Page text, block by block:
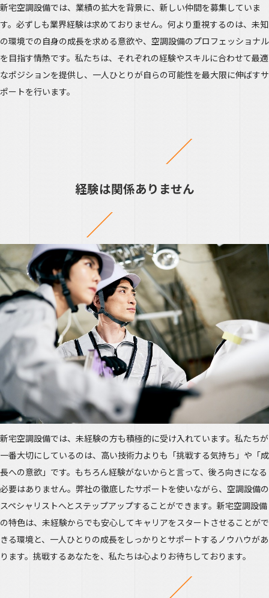
新宅空調設備では、業績の拡大を背景に、新しい仲間を募集していま
す。必ずしも業界経験は求めておりません。何より重視するのは、未知
の環境での自身の成長を求める意欲や、空調設備のプロフェッショナル
を目指す情熱です。私たちは、それぞれの経験やスキルに合わせて最適
なポジションを提供し、一人ひとりが自らの可能性を最大限に伸ばすサ
ポートを行います。
経験は関係ありません
新宅空調設備では、未経験の方も積極的に受け入れています。私たちが
一番大切にしているのは、高い技術力よりも「挑戦する気持ち」や「成
長への意欲」です。もちろん経験がないからと言って、後ろ向きになる
必要はありません。弊社の徹底したサポートを使いながら、空調設備の
スペシャリストへとステップアップすることができます。新宅空調設備
の特色は、未経験からでも安心してキャリアをスタートさせることがで
きる環境と、一人ひとりの成長をしっかりとサポートするノウハウがあ
ります。挑戦するあなたを、私たちは心よりお待ちしております。